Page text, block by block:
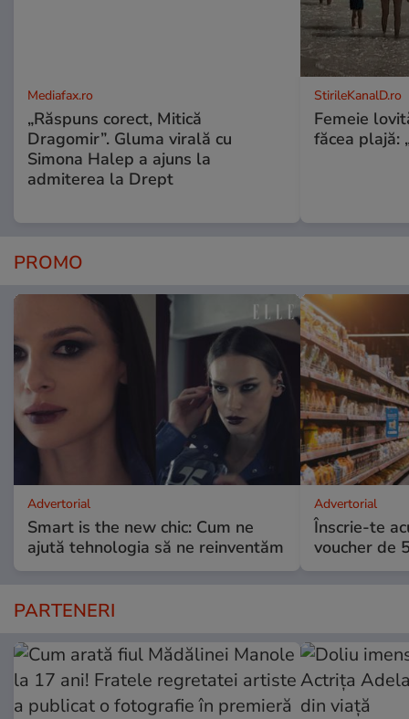
Mediafax.ro
„Răspuns corect, Mitică
Dragomir”. Gluma virală cu
Simona Halep a ajuns la
admiterea la Drept
StirileKanalD.ro
Femeie
făcea plajă:
PROMO
Advertorial
Smart is the new chic: Cum ne
ajută tehnologia să ne reinventăm
Advertorial
Înscrie-te
voucher de
PARTENERI